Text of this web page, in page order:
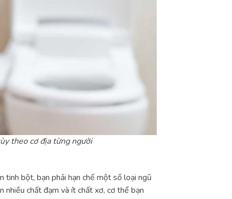
theo cơ địa từng người
tinh bột, bạn phải hạn chế một số loại ngũ
nhiều chất đạm và ít chất xơ, cơ thể bạn